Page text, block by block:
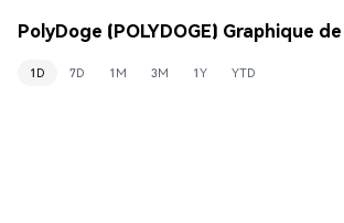
PolyDoge (POLYDOGE) Graphique
1D 7D 1M 3M 1Y YTD